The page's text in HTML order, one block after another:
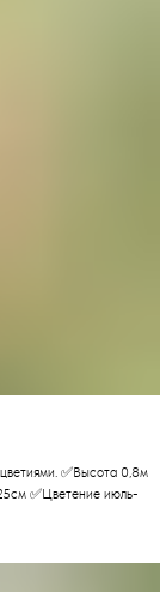
✅Высота 0,8м
✅Цветение июль-